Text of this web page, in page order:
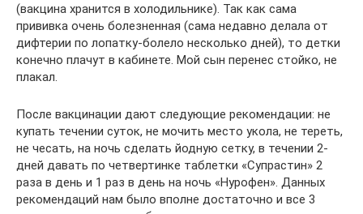
(вакцина хранится в холодильнике). Так как сама
прививка очень болезненная (сама недавно делала от
дифтерии по лопатку-болело несколько дней), то детки
конечно плачут в кабинете. Мой сын перенес стойко, не
плакал.
После вакцинации дают следующие рекомендации: не
купать течении суток, не мочить место укола, не тереть,
не чесать, на ночь сделать йодную сетку, в течении 2-
дней давать по четвертинке таблетки «Супрастин» 2
раза в день и 1 раз в день на ночь «Нурофен». Данных
рекомендаций нам было вполне достаточно и все 3